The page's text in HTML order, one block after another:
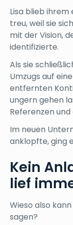
Lisa blieb
treu, weil sie
mit der Vision,
identifizierte.
Als sie
Umzugs auf
entfernten
ungern gehen
Referenzen
Im neuen
anklopfte, ging
Kein
lief
Wieso also
sagen?